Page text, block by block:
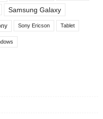
Samsung Galaxy
Sony Ericson Tablet